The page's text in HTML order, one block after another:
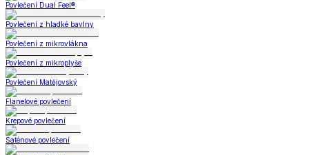
Povlečení Dual Feel®
Povlečení z hladké bavlny
Povlečení z mikrovlákna
Povlečení z mikroplyše
Povlečení Matějovský
Flanelové povlečení
Krepové povlečení
Saténové povlečení